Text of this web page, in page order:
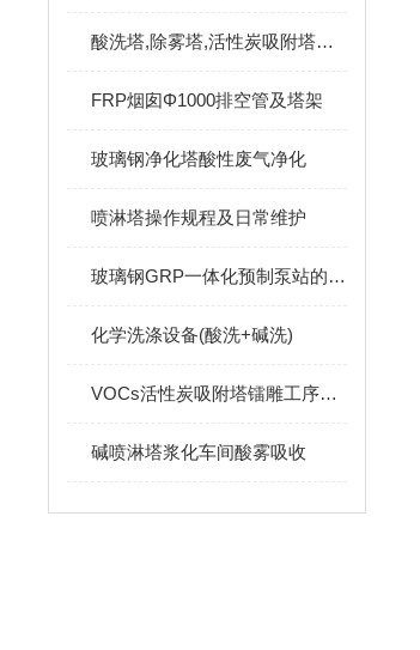
酸洗塔,除雾塔,活性炭吸附塔处理烘干废气
FRP烟囱Φ1000排空管及塔架
玻璃钢净化塔酸性废气净化
喷淋塔操作规程及日常维护
玻璃钢GRP一体化预制泵站的抗浮计算
化学洗涤设备(酸洗+碱洗)
VOCs活性炭吸附塔镭雕工序废气净化
碱喷淋塔浆化车间酸雾吸收